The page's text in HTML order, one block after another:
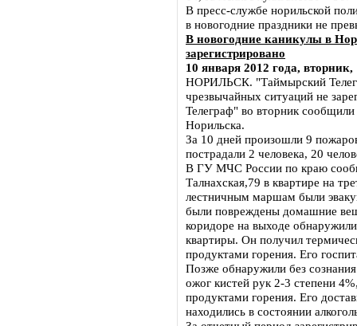
В пресс-службе норильской
в новогодние праздники не
В новогодние каникулы в
зарегистрировано
10 января 2012 года, вторник,
НОРИЛЬСК. "Таймырский
чрезвычайных ситуаций не
Телеграф" во вторник
Норильска.
За 10 дней произошли 9
пострадали 2 человека, 20
В ГУ МЧС России по краю
Талнахская,79 в квартире на
лестничным маршам были
были повреждены домашние
коридоре на выходе
квартиры. Он получил
продуктами горения. Его
Позже обнаружили без
ожог кистей рук 2-3 степени
продуктами горения. Его
находились в состоянии